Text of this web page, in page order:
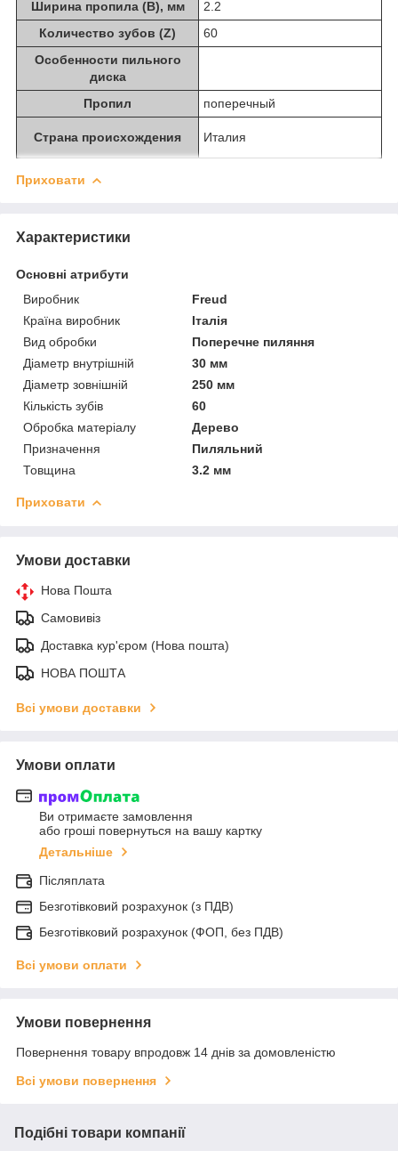
Ширина пропила (B), мм
2.2
Количество зубов (Z)
60
Особенности пильного
диска
Пропил
поперечный
Страна происхождения Италия
Приховати
Характеристики
Основні атрибути
Виробник
Freud
Країна виробник
Італія
Вид обробки
Поперечне пиляння
Діаметр внутрішній
30 мм
Діаметр зовнішній
250 мм
Кількість зубів
60
Обробка матеріалу
Дерево
Призначення
Пиляльний
Товщина
3.2 мм
Приховати
Умови доставки
Нова Пошта
Самовивіз
Доставка кур'єром (Нова пошта)
НОВА ПОШТА
Всі умови доставки
Умови оплати
Ви отримаєте замовлення
або гроші повернуться на вашу картку
Детальніше
Післяплата
Безготівковий розрахунок (з ПДВ)
Безготівковий розрахунок (ФОП, без ПДВ)
Всі умови оплати
Умови повернення
Повернення товару впродовж 14 днів за домовленістю
Всі умови повернення
Подібні товари компанії